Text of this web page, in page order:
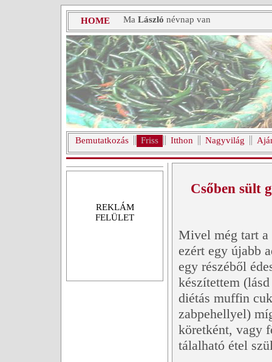
HOME Ma László névnap van
Bemutatkozás Friss Itthon Nagyvilág
REKLÁM
FELÜLET
Csőben sült
Mivel még tart
ezért egy újabb
egy részéből
készítettem
diétás muffin
zabpehellyel)
köretként, vagy
tálalható étel